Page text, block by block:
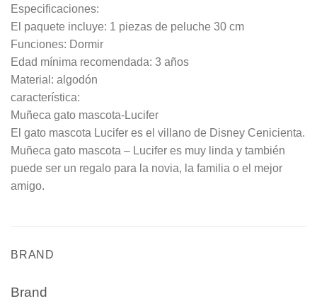
Especificaciones:
El paquete incluye: 1 piezas de peluche 30 cm
Funciones: Dormir
Edad mínima recomendada: 3 años
Material: algodón
característica:
Muñeca gato mascota-Lucifer
El gato mascota Lucifer es el villano de Disney Cenicienta.
Muñeca gato mascota – Lucifer es muy linda y también
puede ser un regalo para la novia, la familia o el mejor
amigo.
BRAND
Brand